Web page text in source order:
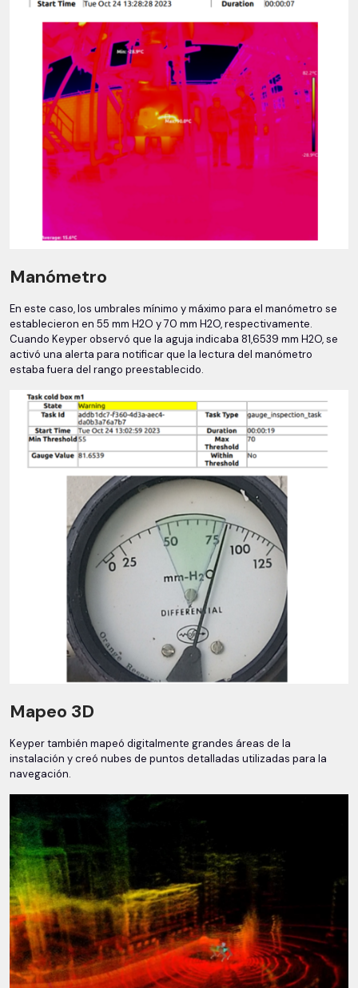
Manómetro
En este caso, los umbrales mínimo y máximo para el manómetro se
establecieron en 55 mm H2O y 70 mm H2O, respectivamente.
Cuando Keyper observó que la aguja indicaba 81,6539 mm H2O, se
activó una alerta para notificar que la lectura del manómetro
estaba fuera del rango preestablecido.
Mapeo 3D
Keyper también mapeó digitalmente grandes áreas de la
instalación y creó nubes de puntos detalladas utilizadas para la
navegación.